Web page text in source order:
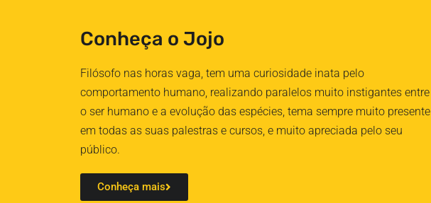
Conheça o Jojo
Filósofo nas horas vaga, tem uma curiosidade inata pelo
comportamento humano, realizando paralelos muito instigantes entre
o ser humano e a evolução das espécies, tema sempre muito presente
em todas as suas palestras e cursos, e muito apreciada pelo seu
público.
Conheça mais